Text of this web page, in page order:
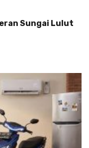
Sungai Lulut